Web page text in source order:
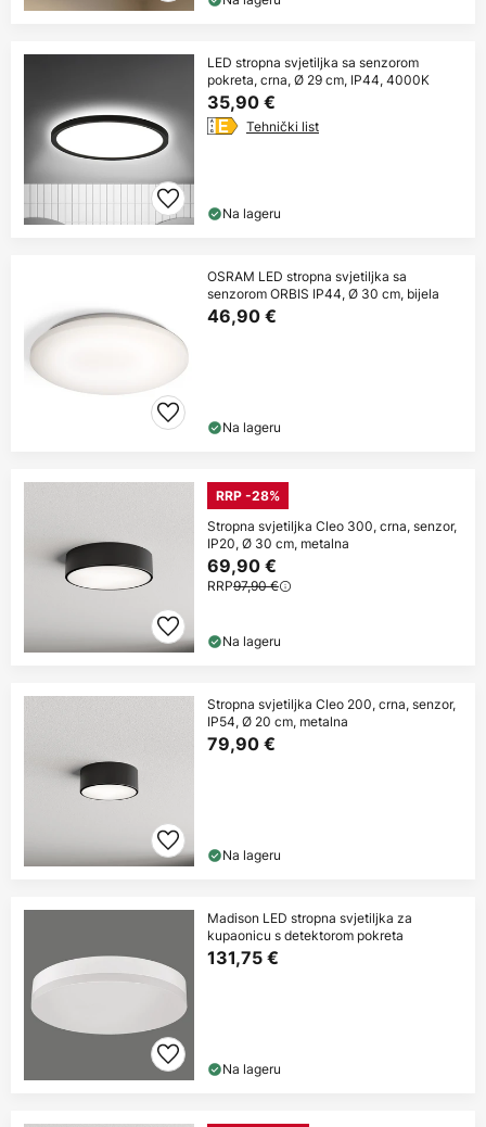
LED stropna svjetiljka sa senzorom
pokreta, crna, Ø 29 cm, IP44, 4000K
35,90 €
Tehnički list
Na lageru
OSRAM LED stropna svjetiljka sa
senzorom ORBIS IP44, Ø 30 cm, bijela
46,90 €
Na lageru
RRP -28%
Stropna svjetiljka Cleo 300, crna, senzor,
IP20, Ø 30 cm, metalna
69,90 €
RRP97,90 €
Na lageru
Stropna svjetiljka Cleo 200, crna, senzor,
IP54, Ø 20 cm, metalna
79,90 €
Na lageru
Madison LED stropna svjetiljka za
kupaonicu s detektorom pokreta
131,75 €
Na lageru